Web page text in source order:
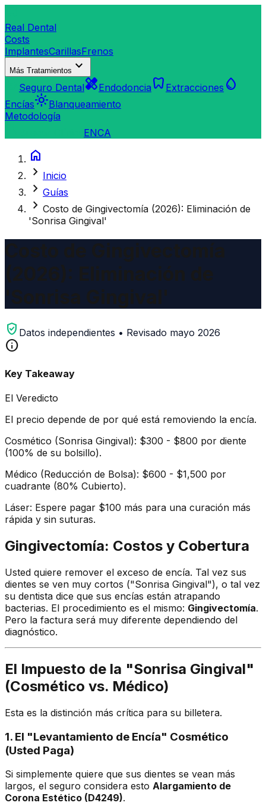
Real Dental
Costs
ImplantesCarillasFrenos
Más Tratamientos expand_more
Seguro DentalhealingEndodoncia dentistry Extracciones water_drop
Encíaslight_modeBlanqueamiento
Metodología
ENCA
home
chevron_right Inicio
chevron_right Guías
chevron_right Costo de Gingivectomía (2026): Eliminación de
'Sonrisa Gingival'
verified_user Datos independientes • Revisado mayo 2026
info
Key Takeaway
El Veredicto
El precio depende de por qué está removiendo la encía.
Cosmético (Sonrisa Gingival): $300 - $800 por diente
(100% de su bolsillo).
Médico (Reducción de Bolsa): $600 - $1,500 por
cuadrante (80% Cubierto).
Láser: Espere pagar $100 más para una curación más
rápida y sin suturas.
Gingivectomía: Costos y Cobertura
Usted quiere remover el exceso de encía. Tal vez sus
dientes se ven muy cortos ("Sonrisa Gingival"), o tal vez
su dentista dice que sus encías están atrapando
bacterias. El procedimiento es el mismo: Gingivectomía.
Pero la factura será muy diferente dependiendo del
diagnóstico.
El Impuesto de la "Sonrisa Gingival"
(Cosmético vs. Médico)
Esta es la distinción más crítica para su billetera.
1. El "Levantamiento de Encía" Cosmético
(Usted Paga)
Si simplemente quiere que sus dientes se vean más
largos, el seguro considera esto Alargamiento de
Corona Estético (D4249).